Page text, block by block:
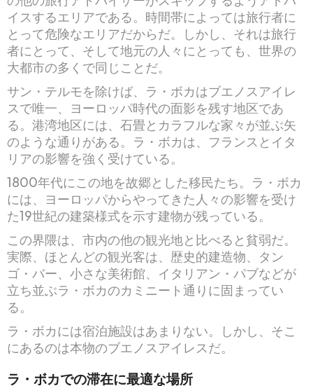
イスするエリアである。時間帯によっては旅行者に
とって危険なエリアだからだ。しかし、それは旅行
者にとって、そして地元の人々にとっても、世界の
大都市の多くで同じことだ。
サン・テルモを除けば、ラ・ボカはブエノスアイレ
スで唯一、ヨーロッパ時代の面影を残す地区であ
る。港湾地区には、石畳とカラフルな家々が並ぶ矢
のような通りがある。ラ・ボカは、フランスとイタ
リアの影響を強く受けている。
1800年代にこの地を故郷とした移民たち。ラ・ボカ
には、ヨーロッパからやってきた人々の影響を受け
た19世紀の建築様式を示す建物が残っている。
この界隈は、市内の他の観光地と比べると貧弱だ。
実際、ほとんどの観光客は、歴史的建造物、タン
ゴ・バー、小さな美術館、イタリアン・パブなどが
立ち並ぶラ・ボカのカミニート通りに固まってい
る。
ラ・ボカには宿泊施設はあまりない。しかし、そこ
にあるのは本物のブエノスアイレスだ。
ラ・ボカでの滞在に最適な場所